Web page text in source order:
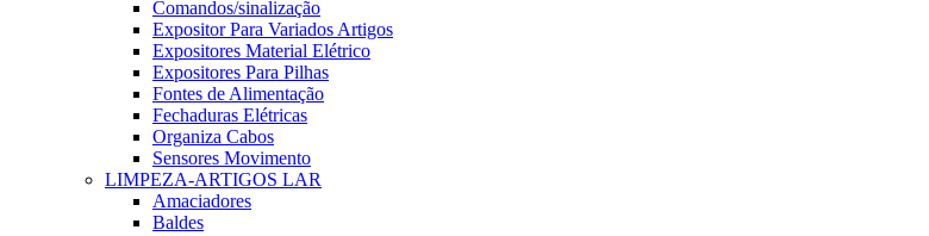
Comandos/sinalização
Expositor Para Variados Artigos
Expositores Material Elétrico
Expositores Para Pilhas
Fontes de Alimentação
Fechaduras Elétricas
Organiza Cabos
Sensores Movimento
LIMPEZA-ARTIGOS LAR
Amaciadores
Baldes